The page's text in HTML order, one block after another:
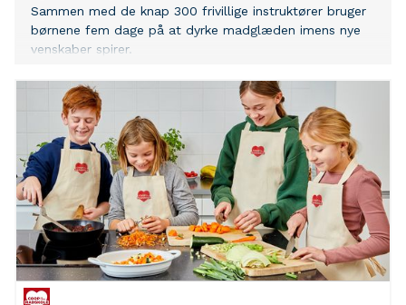
Sammen med de knap 300 frivillige instruktører bruger
børnene fem dage på at dyrke madglæden imens nye
venskaber spirer.